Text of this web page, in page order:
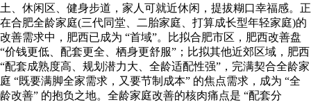
土、休闲区、健身步道，家人可就近休闲，提拔糊口幸福感。正
在合肥全龄家庭(三代同堂、二胎家庭、打算成长型年轻家庭)的
改善需求中，肥西已成为 “首域”。比拟合肥市区，肥西改善盘
“价钱更低、配套更全、栖身更舒服”；比拟其他近郊区域，肥西
“配套成熟度高、规划潜力大、全龄适配性强”，完满契合全龄家
庭 “既要满脚全家需求，又要节制成本” 的焦点需求，成为 “全
龄改善” 的抱负之地。全龄家庭改善的核肉痛点是 “配套分